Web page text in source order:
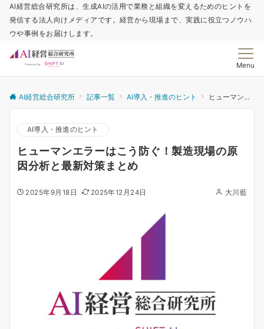
AI経営総合研究所は、生成AIの活用で業務と組織を変えるためのヒントを
発信する法人向けメディアです。経営から現場まで、実践に役立つノウハ
ウや事例をお届けします。
Menu
AI経営総合研究所 記事一覧 AI導入・推進のヒント ヒューマンエラーはこう防ぐ！製造現場の原因分析と最新対策まとめ
AI導入・推進のヒント
ヒューマンエラーはこう防ぐ！製造現場の原
因分析と最新対策まとめ
2025年9月18日 2025年12月24日 大川藍